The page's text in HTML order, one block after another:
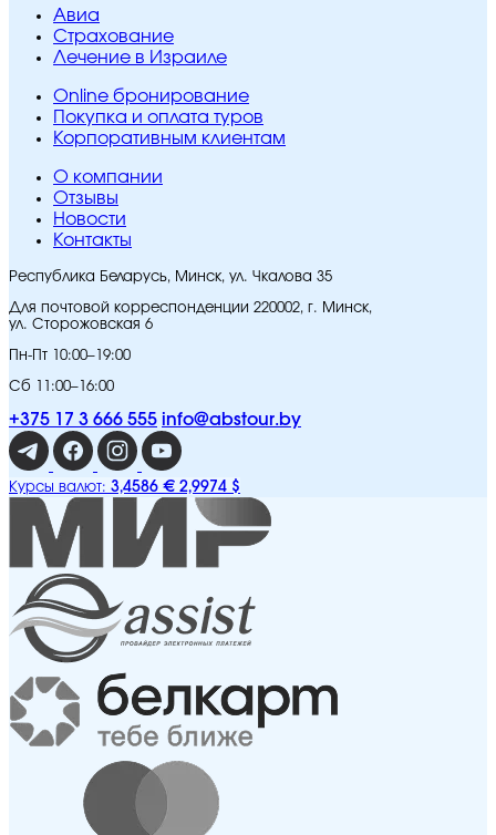
Авиа
Страхование
Лечение в Израиле
Online бронирование
Покупка и оплата туров
Корпоративным клиентам
O компании
Отзывы
Новости
Контакты
Республика Беларусь, Минск, ул. Чкалова 35
Для почтовой корреспонденции 220002, г. Минск,
ул. Сторожовская 6
Пн-Пт 10:00–19:00
Сб 11:00–16:00
+375 17 3 666 555 info@abstour.by
Курсы валют: 3,4586 € 2,9974 $